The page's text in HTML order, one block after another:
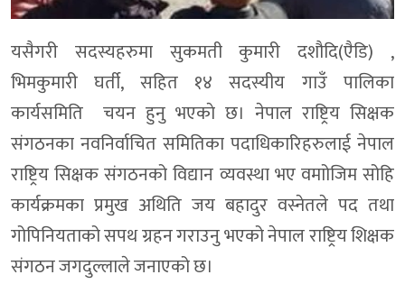
यसैगरी सदस्यहरुमा सुकमती कुमारी दशौदि(एैडि) ,
भिमकुमारी घर्ती, सहित १४ सदस्यीय गाउँ पालिका
कार्यसमिति चयन हुनु भएकाे छ। नेपाल राष्ट्रिय सिक्षक
संगठनका नवनिर्वाचित समितिका पदाधिकारिहरुलाई नेपाल
राष्ट्रिय सिक्षक संगठनको विद्यान व्यवस्था भए वमाोजिम सोहि
कार्यक्रमका प्रमुख अथिति जय बहादुर वस्नेतले पद तथा
गोपिनियताको सपथ ग्रहन गराउनु भएको नेपाल राष्ट्रिय शिक्षक
संगठन जगदुल्लाले जनाएको छ।